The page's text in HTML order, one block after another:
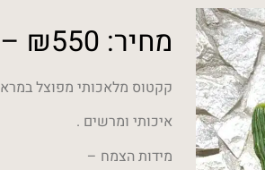
מחיר: ₪550
–
קקטוס מלאכותי מפוצל
איכותי ומרשים .
מידות הצמח –